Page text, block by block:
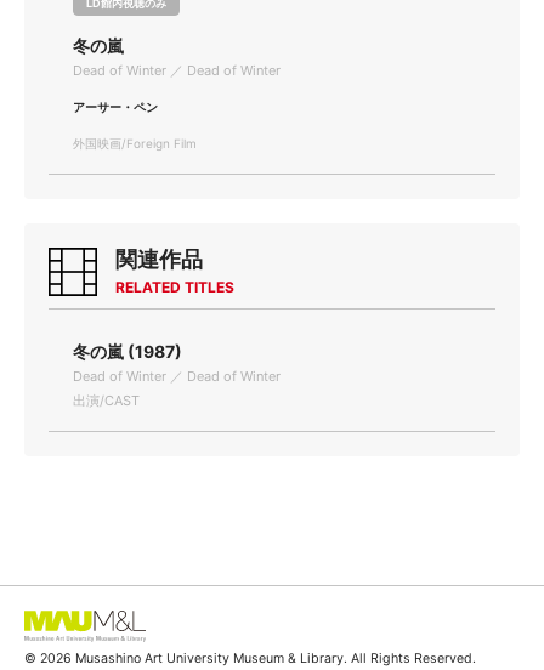
LD館内視聴のみ
冬の嵐
Dead of Winter ／ Dead of Winter
アーサー・ペン
外国映画/Foreign Film
関連作品
RELATED TITLES
冬の嵐 (1987)
Dead of Winter ／ Dead of Winter
出演/CAST
© 2026 Musashino Art University Museum & Library. All Rights Reserved.